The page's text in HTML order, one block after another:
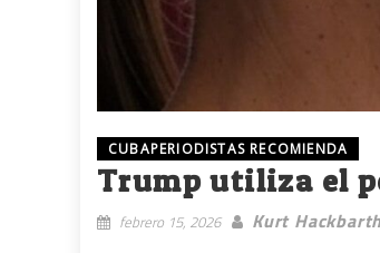
CUBAPERIODISTAS RECOMIENDA
Trump utiliza el
febrero 15, 2026 Kurt